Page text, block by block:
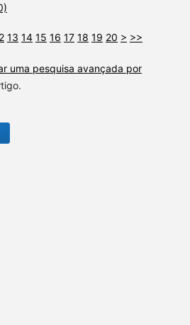
13 14 15 16 17 18 19 20 > >>
uma pesquisa avançada por